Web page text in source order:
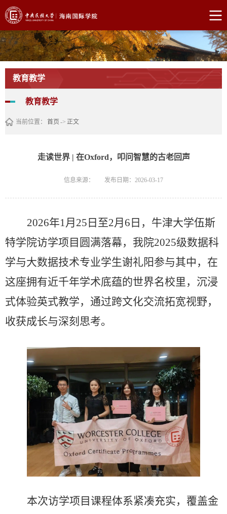
教育教学
教育教学
当前位置： 首页-> 正文
走读世界 | 在Oxford，叩问智慧的古老回声
信息来源： 发布日期：2026-03-17
2026年1月25日至2月6日，牛津大学伍斯
特学院访学项目圆满落幕，我院2025级数据科
学与大数据技术专业学生谢礼阳参与其中，在
这座拥有近千年学术底蕴的世界名校里，沉浸
式体验英式教学，通过跨文化交流拓宽视野，
收获成长与深刻思考。
本次访学项目课程体系紧凑充实，覆盖金